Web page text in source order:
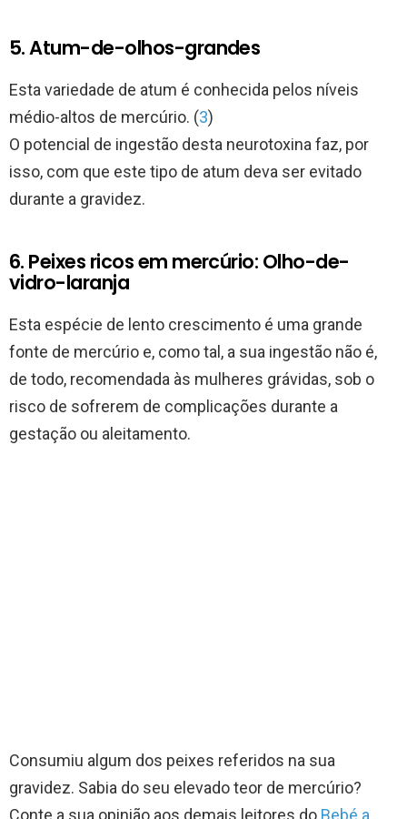
5. Atum-de-olhos-grandes
Esta variedade de atum é conhecida pelos níveis
médio-altos de mercúrio. (3)
O potencial de ingestão desta neurotoxina faz, por
isso, com que este tipo de atum deva ser evitado
durante a gravidez.
6. Peixes ricos em mercúrio: Olho-de-
vidro-laranja
Esta espécie de lento crescimento é uma grande
fonte de mercúrio e, como tal, a sua ingestão não é,
de todo, recomendada às mulheres grávidas, sob o
risco de sofrerem de complicações durante a
gestação ou aleitamento.
Consumiu algum dos peixes referidos na sua
gravidez. Sabia do seu elevado teor de mercúrio?
Conte a sua opinião aos demais leitores do Bebé a